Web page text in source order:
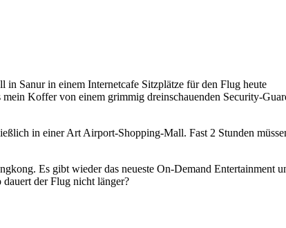
Sanur in einem Internetcafe Sitzplätze für den Flug heute
Koffer von einem grimmig dreinschauenden Security-
in einer Art Airport-Shopping-Mall. Fast 2 Stunden
Es gibt wieder das neueste On-Demand Entertainment
der Flug nicht länger?